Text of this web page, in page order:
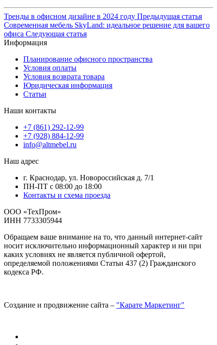
Тренды в офисном дизайне в 2024 году Предыдущая статья
Современная мебель SkyLand: идеальное решение для вашего
офиса Следующая статья
Информация
Планирование офисного пространства
Условия оплаты
Условия возврата товара
Юридическая информация
Статьи
Наши контакты
+7 (861) 292-12-99
+7 (928) 884-12-99
info@altmebel.ru
Наш адрес
г. Краснодар, ул. Новороссийская д. 7/1
ПН-ПТ с 08:00 до 18:00
Контакты и схема проезда
ООО «ТехПром»
ИНН 7733305944
Обращаем ваше внимание на то, что данный интернет-сайт
носит исключительно информационный характер и ни при
каких условиях не является публичной офертой,
определяемой положениями Статьи 437 (2) Гражданского
кодекса РФ.
Создание и продвижение сайта – "Карате Маркетинг"